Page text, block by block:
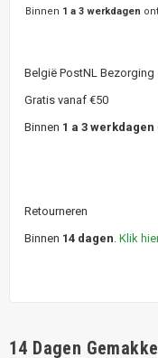
Binnen 1 a 3 werkdagen
België PostNL
Gratis vanaf €50
Binnen 1 a 3 werkdagen
Retourneren
Binnen 14 dagen Klik
14 Dagen